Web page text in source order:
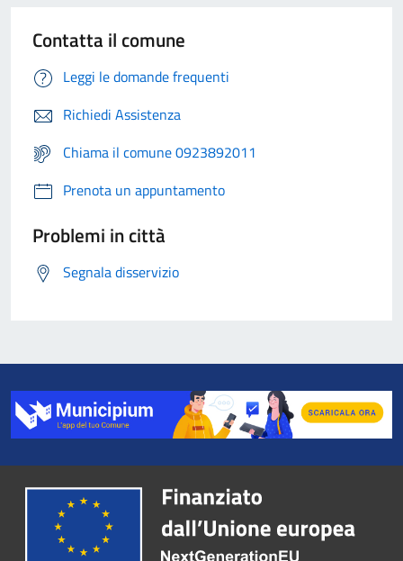
Contatta il comune
Leggi le domande frequenti
Richiedi Assistenza
Chiama il comune 0923892011
Prenota un appuntamento
Problemi in città
Segnala disservizio